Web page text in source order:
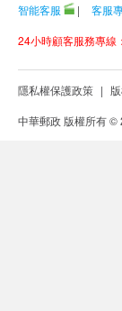
智能客服
| 客服
24小時顧客服務專
隱私權保護政策 |
中華郵政 版權所有